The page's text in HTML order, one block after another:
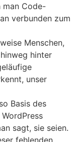
man Code-
verbunden zum
Menschen,
hinter
unser
Basis des
sagt, sie seien.